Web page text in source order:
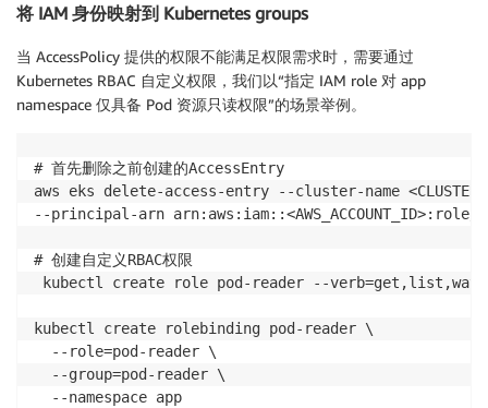
将 IAM 身份映射到 Kubernetes groups
当 AccessPolicy 提供的权限不能满足权限需求时，需要通过
Kubernetes RBAC 自定义权限，我们以“指定 IAM role 对 app
namespace 仅具备 Pod 资源只读权限”的场景举例。
# 首先删除之前创建的AccessEntry
aws eks delete-access-entry --cluster-name
--principal-arn
# 创建自定义RBAC权限
kubectl create role pod-reader --
kubectl create rolebinding pod-reader \
  --role=pod-reader \
  --group=pod-reader \
  --namespace app